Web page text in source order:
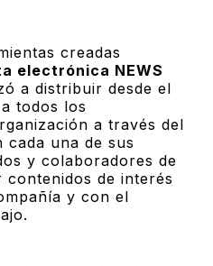
creadas
electrónica NEWS
a distribuir desde el
todos los
a través del
una de sus
y colaboradores de
de interés
y con el